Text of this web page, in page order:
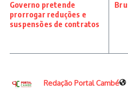
Governo pretende
prorrogar reduções e
suspensões de contratos
Redação Portal Cambé